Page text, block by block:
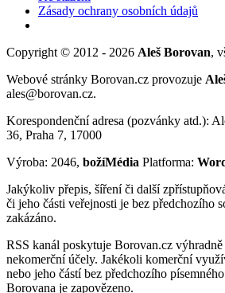
Zásady ochrany osobních údajů
Copyright © 2012 - 2026 Aleš Borovan,
Webové stránky Borovan.cz provozuje
ales@borovan.cz.
Korespondenční adresa (pozvánky atd.):
36, Praha 7, 17000
Výroba: 2046, božíMédia Platforma:
Jakýkoliv přepis, šíření či další
či jeho části veřejnosti je bez předchozího
zakázáno.
RSS kanál poskytuje Borovan.cz
nekomerční účely. Jakékoli komerční
nebo jeho částí bez předchozího
Borovana je zapovězeno.